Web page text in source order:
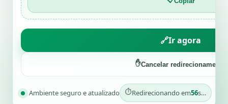
🔗Ir agora
✋Cancelar redirecionamento
Ambiente seguro e atualizado ⏱️Redirecionando em56s…